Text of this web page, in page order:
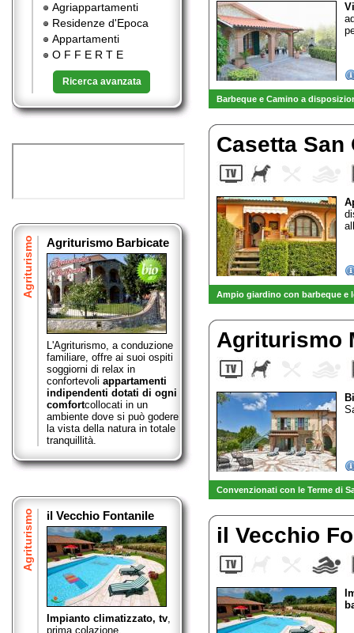
Agriappartamenti
Residenze d'Epoca
Appartamenti
O F F E R T E
Ricerca avanzata
Agriturismo Agriturismo Barbicate
L'Agriturismo, a conduzione
familiare, offre ai suoi ospiti
soggiorni di relax in
confortevoli appartamenti
indipendenti dotati di ogni
comfortcollocati in un
ambiente dove si può godere
la vista della natura in totale
tranquillità.
Agriturismo il Vecchio Fontanile
Impianto climatizzato, tv,
prima colazione,
Barbeque e Camino a
Casetta
Ampio giardino con barbeque e
Agriturismo
Convenzionati con le Terme di
il Vecchio